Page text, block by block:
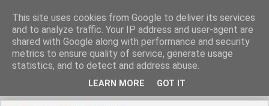
This site uses cookies from Google to deliver its services
and to analyze traffic. Your IP address and user-agent are
shared with Google along with performance and security
metrics to ensure quality of service, generate usage
statistics, and to detect and address abuse.
LEARN MORE GOT IT